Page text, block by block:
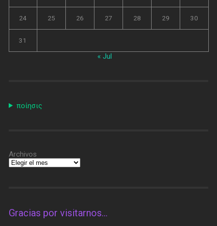
24 25 26 27 28 29 30
31
« Jul
ποίησις
Archivos
Gracias por visitarnos…